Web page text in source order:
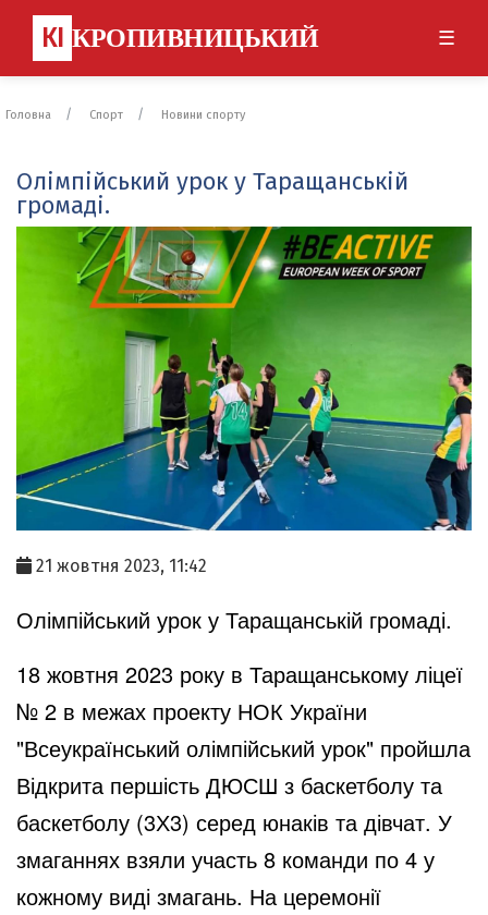
КІ КРОПИВНИЦЬКИЙ ☰
Головна Спорт Новини спорту
Олімпійський урок у Таращанській
громаді.
21 жовтня 2023, 11:42
Олімпійський урок у Таращанській громаді.
18 жовтня 2023 року в Таращанському ліцеї
№ 2 в межах проекту НОК України
"Всеукраїнський олімпійський урок" пройшла
Відкрита першість ДЮСШ з баскетболу та
баскетболу (3Х3) серед юнаків та дівчат. У
змаганнях взяли участь 8 команди по 4 у
кожному виді змагань. На церемонії